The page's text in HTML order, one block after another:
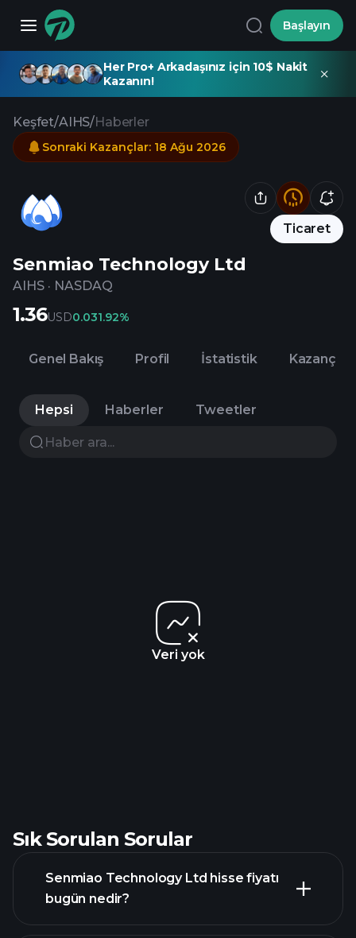
Başlayın
Her Pro+ Arkadaşınız için 10$ Nakit
Kazanın!
Keşfet/AIHS/Haberler
Ticaret
Senmiao Technology Ltd
AIHS · NASDAQ
Sonraki Kazançlar: 18 Ağu 2026
1.36USD0.031.92%
Genel Bakış Profil İstatistik Kazanç
Hepsi Haberler Tweetler
Veri yok
Sık Sorulan Sorular
Senmiao Technology Ltd hisse fiyatı
bugün nedir?